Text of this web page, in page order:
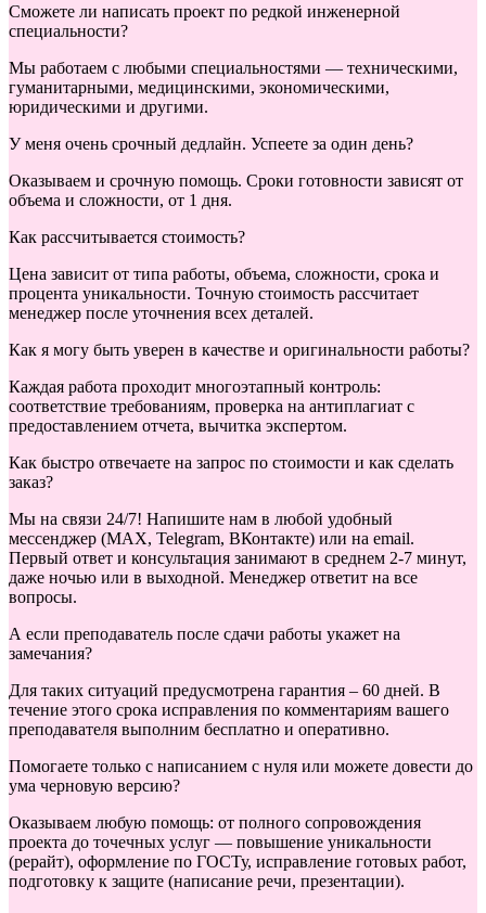
Сможете ли написать проект по редкой инженерной
специальности?
Мы работаем с любыми специальностями — техническими,
гуманитарными, медицинскими, экономическими,
юридическими и другими.
У меня очень срочный дедлайн. Успеете за один день?
Оказываем и срочную помощь. Сроки готовности зависят от
объема и сложности, от 1 дня.
Как рассчитывается стоимость?
Цена зависит от типа работы, объема, сложности, срока и
процента уникальности. Точную стоимость рассчитает
менеджер после уточнения всех деталей.
Как я могу быть уверен в качестве и оригинальности работы?
Каждая работа проходит многоэтапный контроль:
соответствие требованиям, проверка на антиплагиат с
предоставлением отчета, вычитка экспертом.
Как быстро отвечаете на запрос по стоимости и как сделать
заказ?
Мы на связи 24/7! Напишите нам в любой удобный
мессенджер (MAX, Telegram, ВКонтакте) или на email.
Первый ответ и консультация занимают в среднем 2-7 минут,
даже ночью или в выходной. Менеджер ответит на все
вопросы.
А если преподаватель после сдачи работы укажет на
замечания?
Для таких ситуаций предусмотрена гарантия – 60 дней. В
течение этого срока исправления по комментариям вашего
преподавателя выполним бесплатно и оперативно.
Помогаете только с написанием с нуля или можете довести до
ума черновую версию?
Оказываем любую помощь: от полного сопровождения
проекта до точечных услуг — повышение уникальности
(рерайт), оформление по ГОСТу, исправление готовых работ,
подготовку к защите (написание речи, презентации).